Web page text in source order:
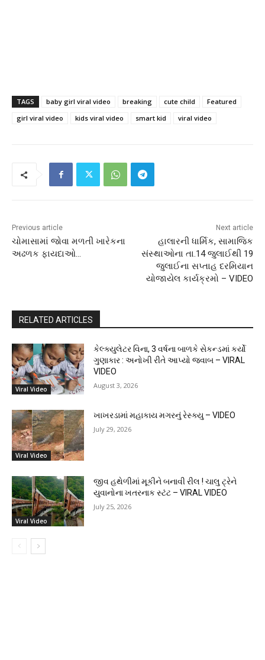
TAGS baby girl viral video breaking cute child
Featured
girl viral video
kids viral video smart kid viral video
Previous article
ચોમાસામાં જોવા મળતી ખારેકના
અઢળક ફાયદાઓ…
Next article
હાલારની ધાર્મિક, સામાજિક
સંસ્થાઓના તા.14 જુલાઈથી 19
જુલાઈના સપ્તાહ દરમિયાન
યોજાયેલ કાર્યક્રમો – VIDEO
RELATED ARTICLES
Viral Video
કેલ્ક્યુલેટર વિના, 3 વર્ષના બાળકે સેકન્ડમાં કર્યો
ગુણાકાર : અનોખી રીતે આપ્યો જવાબ – VIRAL
VIDEO
August 3, 2026
Viral Video
ખાખરડામાં મહાકાય મગરનું રેસ્ક્યુ – VIDEO
July 29, 2026
Viral Video
જીવ હથેળીમાં મૂકીને બનાવી રીલ ! ચાલુ ટ્રેને
યુવાનોના ખતરનાક સ્ટંટ – VIRAL VIDEO
July 25, 2026